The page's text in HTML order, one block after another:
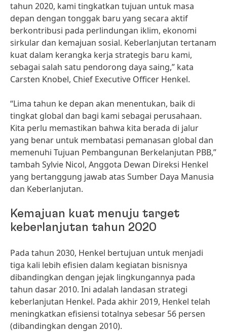
tahun 2020, kami tingkatkan tujuan untuk masa
depan dengan tonggak baru yang secara aktif
berkontribusi pada perlindungan iklim, ekonomi
sirkular dan kemajuan sosial. Keberlanjutan tertanam
kuat dalam kerangka kerja strategis baru kami,
sebagai salah satu pendorong daya saing,” kata
Carsten Knobel, Chief Executive Officer Henkel.
“Lima tahun ke depan akan menentukan, baik di
tingkat global dan bagi kami sebagai perusahaan.
Kita perlu memastikan bahwa kita berada di jalur
yang benar untuk membatasi pemanasan global dan
memenuhi Tujuan Pembangunan Berkelanjutan PBB,”
tambah Sylvie Nicol, Anggota Dewan Direksi Henkel
yang bertanggung jawab atas Sumber Daya Manusia
dan Keberlanjutan.
Kemajuan kuat menuju target
keberlanjutan tahun 2020
Pada tahun 2030, Henkel bertujuan untuk menjadi
tiga kali lebih efisien dalam kegiatan bisnisnya
dibandingkan dengan jejak lingkungannya pada
tahun dasar 2010. Ini adalah landasan strategi
keberlanjutan Henkel. Pada akhir 2019, Henkel telah
meningkatkan efisiensi totalnya sebesar 56 persen
(dibandingkan dengan 2010).